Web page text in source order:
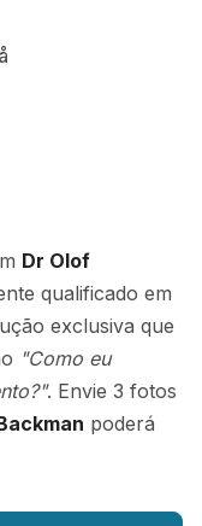
Dr Olof
qualificado em
exclusiva que
"Como eu
. Envie 3 fotos
poderá